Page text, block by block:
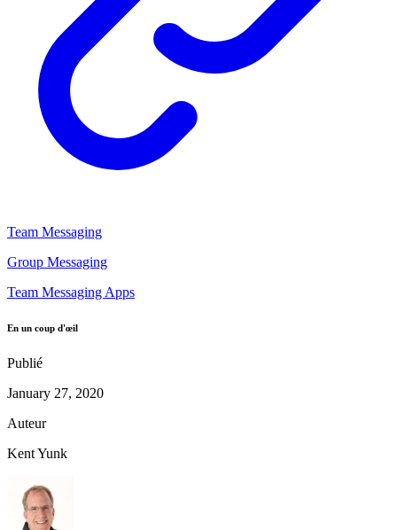
Team Messaging
Group Messaging
Team Messaging Apps
En un coup d'œil
Publié
January 27, 2020
Auteur
Kent Yunk